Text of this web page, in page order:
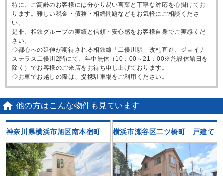
特に、ご高齢のお客様には分かり易い言葉と丁寧な対応を心掛けてお
ります。難しい税金・債務・相続問題などもお気軽にご相談くださ
い。
是非、相鉄グループの実績と信頼・安心感をお客様自身でご実感くだ
さい。
◇都心への延伸が期待される相鉄線「二俣川駅」改札直進、ジョイナ
ステラス二俣川2階にて、年中無休（10：00～21：00※施設休館日を
除く）でお客様のご来店をお待ち申し上げております。
◇お車でお越しの際は、提携駐車場をご利用ください。
 他の方はこんな物件も見ています
神奈川県横浜市旭区南本宿町 横浜市瀬谷区二ツ橋町 戸建て